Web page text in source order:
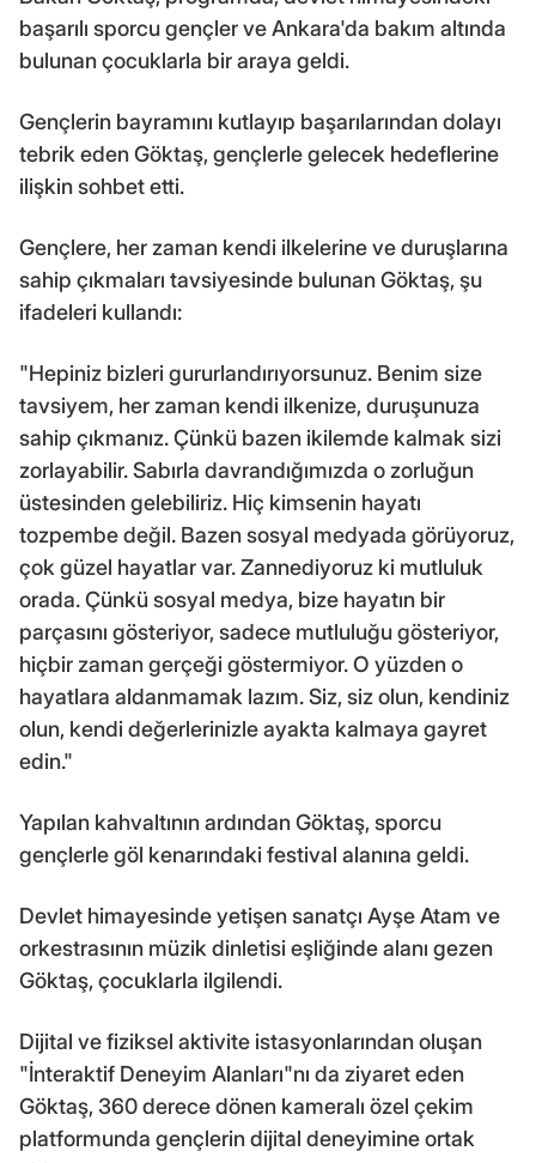
başarılı sporcu gençler ve Ankara'da bakım altında
bulunan çocuklarla bir araya geldi.
Gençlerin bayramını kutlayıp başarılarından dolayı
tebrik eden Göktaş, gençlerle gelecek hedeflerine
ilişkin sohbet etti.
Gençlere, her zaman kendi ilkelerine ve duruşlarına
sahip çıkmaları tavsiyesinde bulunan Göktaş, şu
ifadeleri kullandı:
"Hepiniz bizleri gururlandırıyorsunuz. Benim size
tavsiyem, her zaman kendi ilkenize, duruşunuza
sahip çıkmanız. Çünkü bazen ikilemde kalmak sizi
zorlayabilir. Sabırla davrandığımızda o zorluğun
üstesinden gelebiliriz. Hiç kimsenin hayatı
tozpembe değil. Bazen sosyal medyada görüyoruz,
çok güzel hayatlar var. Zannediyoruz ki mutluluk
orada. Çünkü sosyal medya, bize hayatın bir
parçasını gösteriyor, sadece mutluluğu gösteriyor,
hiçbir zaman gerçeği göstermiyor. O yüzden o
hayatlara aldanmamak lazım. Siz, siz olun, kendiniz
olun, kendi değerlerinizle ayakta kalmaya gayret
edin."
Yapılan kahvaltının ardından Göktaş, sporcu
gençlerle göl kenarındaki festival alanına geldi.
Devlet himayesinde yetişen sanatçı Ayşe Atam ve
orkestrasının müzik dinletisi eşliğinde alanı gezen
Göktaş, çocuklarla ilgilendi.
Dijital ve fiziksel aktivite istasyonlarından oluşan
"İnteraktif Deneyim Alanları"nı da ziyaret eden
Göktaş, 360 derece dönen kameralı özel çekim
platformunda gençlerin dijital deneyimine ortak